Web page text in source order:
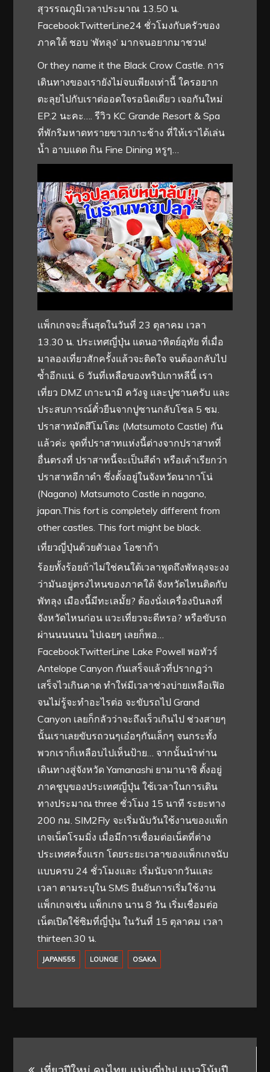
สุวรรณภูมิเวลาประมาณ 13.50 น.
FacebookTwitterLine24 ชั่วโมงกับครัวของ
ภาคใต้ ชอบ ‘พัทลุง’ มากจนอยากมาชวน!
Or they name it the Black Crow Castle. การ
เดินทางของเรายังไม่จบเพียงเท่านี้ ใครอยาก
ตะลุยไปกับเราต่ออดใจรอนิดเดียว เจอกันใหม่
EP.2 นะคะ…. รีวิว KC Grande Resort & Spa
ที่พักริมหาดทรายขาวเกาะช้าง ที่ให้เราได้เล่น
น้ำ อาบแดด กิน Fine Dining หรูๆ…
แพ็กเกจจะสิ้นสุดในวันที่ 23 ตุลาคม เวลา
13.30 น. ประเทศญี่ปุ่น แดนอาทิตย์อุทัย ที่เมื่อ
มาลองเที่ยวสักครั้งแล้วจะติดใจ จนต้องกลับไป
ซ้ำอีกแน่. 6 วันที่เหลือของทริปเกาหลีนี้ เรา
เที่ยว DMZ เกาะนามิ ควังจู และปูซานครับ และ
ประสบการณ์ตั๋วยืนจากปูซานกลับโซล 5 ชม.
ปราสาทมัตสึโมโตะ (Matsumoto Castle) กัน
แล้วค่ะ จุดที่ปราสาทแห่งนี้ต่างจากปราสาทที่
อื่นตรงที่ ปราสาทนี้จะเป็นสีดำ หรือเค้าเรียกว่า
ปราสาทอีกาดำ ซึ่งตั้งอยู่ในจังหวัดนากาโน่
(Nagano) Matsumoto Castle in nagano,
japan.This fort is completely different from
other castles. This fort might be black.
เที่ยวญี่ปุ่นด้วยตัวเอง โอซาก้า
ร้อยทั้งร้อยถ้าไม่ใช่คนใต้เวลาพูดถึงพัทลุงจะงง
ว่ามันอยู่ตรงไหนของภาคใต้ จังหวัดไหนติดกับ
พัทลุง เมืองนี้มีทะเลมั้ย? ต้องนั่งเครื่องบินลงที่
จังหวัดไหนก่อน แวะเที่ยวจะดีหรอ? หรือขับรถ
ผ่านนนนนน ไปเฉยๆ เลยก็พอ…
FacebookTwitterLine Lake Powell พอทัวร์
Antelope Canyon กันเสร็จแล้วที่ปรากฏว่า
เสร็จไวเกินคาด ทำให่มีเวลาช่วงบ่ายเหลือเฟิอ
จนไม่รู้จะทำอะไรต่อ จะขับรถไป Grand
Canyon เลยก็กลัวว่าจะถึงเร็วเกินไป ช่วงสายๆ
นั้นเราเลยขับรถวนๆเอ๋อๆกันเล็กๆ จนกระทั้ง
พวกเราก็เหลือบไปเห็นป้าย… จากนั้นนำท่าน
เดินทางสู่จังหวัด Yamanashi ยามานาชิ ตั้งอยู่
ภาคชูบุของประเทศญี่ปุ่น ใช้เวลาในการเดิน
ทางประมาณ three ชั่วโมง 15 นาที ระยะทาง
200 กม. SIM2Fly จะเริ่มนับวันใช้งานของแพ็ก
เกจเน็ตโรมมิ่ง เมื่อมีการเชื่อมต่อเน็ตที่ต่าง
ประเทศครั้งแรก โดยระยะเวลาของแพ็กเกจนับ
แบบครบ 24 ชั่วโมงและ เริ่มนับจากวันและ
เวลา ตามระบุใน SMS ยืนยันการเริ่มใช้งาน
แพ็กเกจเช่น แพ็กเกจ นาน 8 วัน เริ่มเชื่อมต่อ
เน็ตเปิดใช้ซิมที่ญี่ปุ่น ในวันที่ 15 ตุลาคม เวลา
thirteen.30 น.
JAPAN555 LOUNGE OSAKA